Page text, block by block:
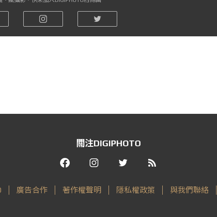
關注DIGIPHOTO
廣告合作 著作權聲明 隱私權政策 與我們聯絡